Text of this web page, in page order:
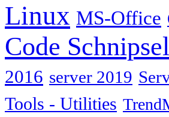
Linux MS-Office
Code Schnipsel
2016 server 2019
Tools - Utilities